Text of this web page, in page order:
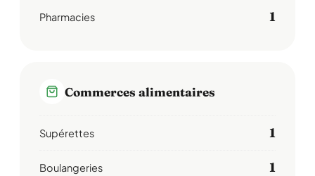
Pharmacies 1
Commerces alimentaires
Supérettes 1
Boulangeries 1